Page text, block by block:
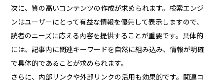
次に、質の高いコンテンツの作成が求められます。検索エンジ
ンはユーザーにとって有益な情報を優先して表示しますので、
読者のニーズに応える内容を提供することが重要です。具体的
には、記事内に関連キーワードを自然に組み込み、情報が明確
で具体的であることが求められます。
さらに、内部リンクや外部リンクの活用も効果的です。関連コ